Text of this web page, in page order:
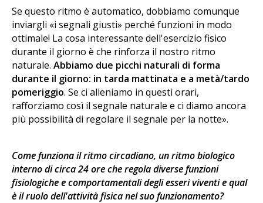
Se questo ritmo è automatico, dobbiamo comunque
inviargli «i segnali giusti» perché funzioni in modo
ottimale! La cosa interessante dell'esercizio fisico
durante il giorno è che rinforza il nostro ritmo
naturale. Abbiamo due picchi naturali di forma
durante il giorno: in tarda mattinata e a metà/tardo
pomeriggio. Se ci alleniamo in questi orari,
rafforziamo così il segnale naturale e ci diamo ancora
più possibilità di regolare il segnale per la notte».
Come funziona il ritmo circadiano, un ritmo biologico
interno di circa 24 ore che regola diverse funzioni
fisiologiche e comportamentali degli esseri viventi e qual
è il ruolo dell'attività fisica nel suo funzionamento?